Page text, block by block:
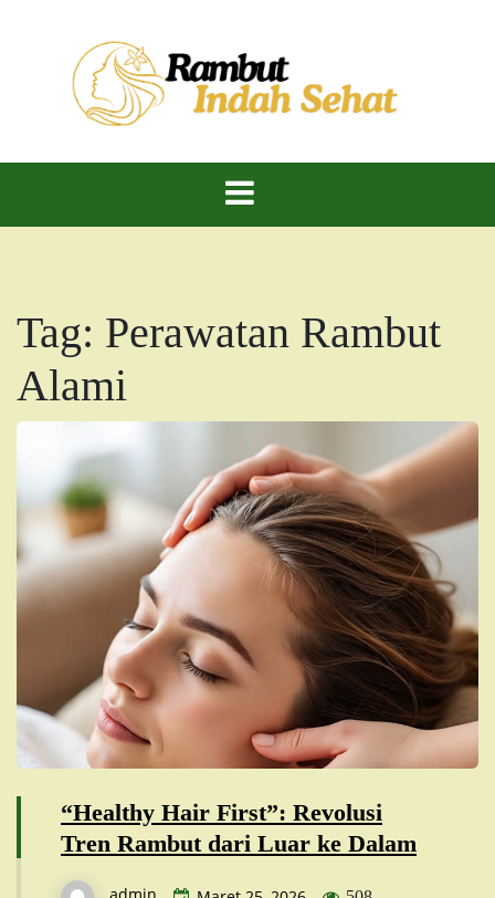
Rambut Indah
Dan Sehat
Berkilau!
Tag: Perawatan Rambut
Alami
“Healthy Hair First”: Revolusi
Tren Rambut dari Luar ke Dalam